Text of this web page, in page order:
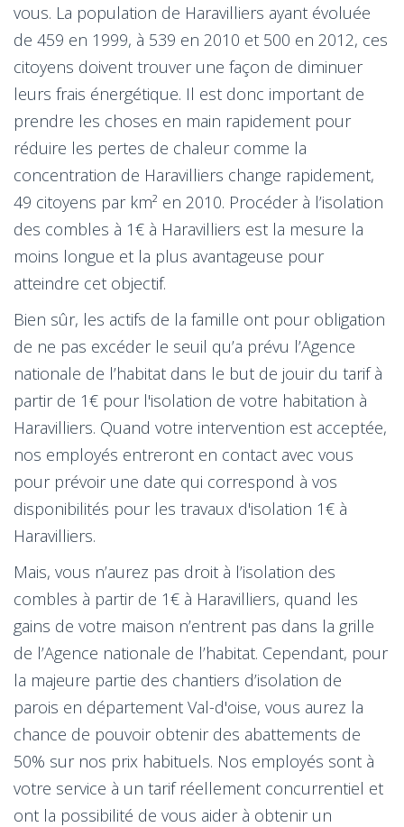
vous. La population de Haravilliers ayant évoluée
de 459 en 1999, à 539 en 2010 et 500 en 2012, ces
citoyens doivent trouver une façon de diminuer
leurs frais énergétique. Il est donc important de
prendre les choses en main rapidement pour
réduire les pertes de chaleur comme la
concentration de Haravilliers change rapidement,
49 citoyens par km² en 2010. Procéder à l’isolation
des combles à 1€ à Haravilliers est la mesure la
moins longue et la plus avantageuse pour
atteindre cet objectif.
Bien sûr, les actifs de la famille ont pour obligation
de ne pas excéder le seuil qu’a prévu l’Agence
nationale de l’habitat dans le but de jouir du tarif à
partir de 1€ pour l'isolation de votre habitation à
Haravilliers. Quand votre intervention est acceptée,
nos employés entreront en contact avec vous
pour prévoir une date qui correspond à vos
disponibilités pour les travaux d'isolation 1€ à
Haravilliers.
Mais, vous n’aurez pas droit à l’isolation des
combles à partir de 1€ à Haravilliers, quand les
gains de votre maison n’entrent pas dans la grille
de l’Agence nationale de l’habitat. Cependant, pour
la majeure partie des chantiers d’isolation de
parois en département Val-d'oise, vous aurez la
chance de pouvoir obtenir des abattements de
50% sur nos prix habituels. Nos employés sont à
votre service à un tarif réellement concurrentiel et
ont la possibilité de vous aider à obtenir un